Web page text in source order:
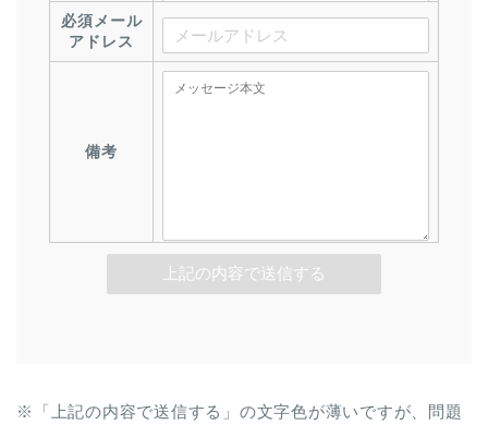
必須 メール
アドレス
備考
※「上記の内容で送信する」の文字色が薄いですが、問題